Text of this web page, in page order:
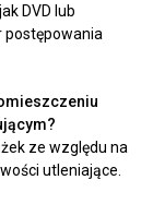
DVD lub
postępowania
ze względu na
utleniające.